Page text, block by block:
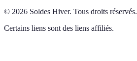
© 2026 Soldes Hiver. Tous droits réservés.
Certains liens sont des liens affiliés.